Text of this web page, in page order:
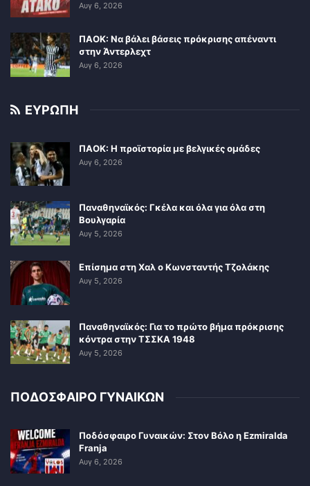
Αυγ 6, 2026
ΠΑΟΚ: Να βάλει βάσεις πρόκρισης απέναντι
στην Άντερλεχτ
Αυγ 6, 2026
ΕΥΡΩΠΗ
ΠΑΟΚ: Η προϊστορία με βελγικές ομάδες
Αυγ 6, 2026
Παναθηναϊκός: Γκέλα και όλα για όλα στη
Βουλγαρία
Αυγ 5, 2026
Επίσημα στη Χαλ ο Κωνσταντής Τζολάκης
Αυγ 5, 2026
Παναθηναϊκός: Για το πρώτο βήμα πρόκρισης
κόντρα στην ΤΣΣΚΑ 1948
Αυγ 5, 2026
ΠΟΔΟΣΦΑΙΡΟ ΓΥΝΑΙΚΩΝ
Ποδόσφαιρο Γυναικών: Στον Βόλο η Ezmiralda
Franja
Αυγ 6, 2026